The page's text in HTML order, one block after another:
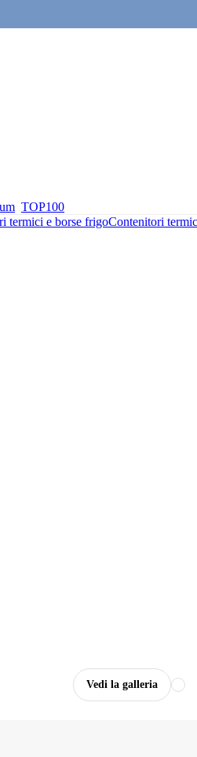
TOP100
termici e borse frigoContenitori
Vedi la galleria